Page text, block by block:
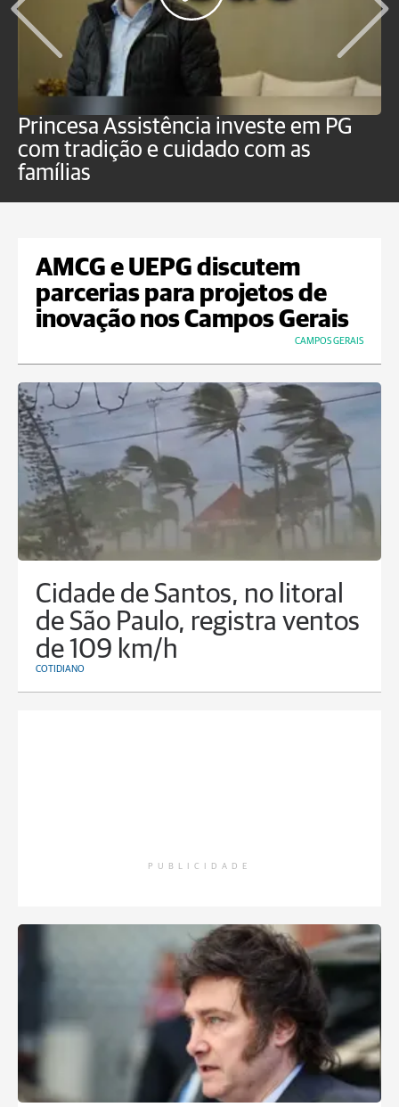
Princesa Assistência investe em PG
com tradição e cuidado com as
famílias
AMCG e UEPG discutem
parcerias para projetos de
inovação nos Campos Gerais
CAMPOS GERAIS
Cidade de Santos, no litoral
de São Paulo, registra ventos
de 109 km/h
COTIDIANO
PUBLICIDADE